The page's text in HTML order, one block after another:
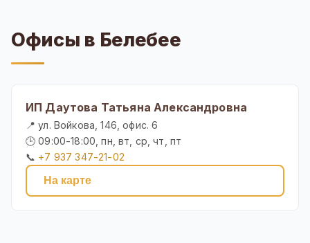
Офисы в Белебее
ИП Даутова Татьяна Александровна
📍 ул. Войкова, 146, офис. 6
🕒 09:00-18:00, пн, вт, ср, чт, пт
📞 +7 937 347-21-02
На карте